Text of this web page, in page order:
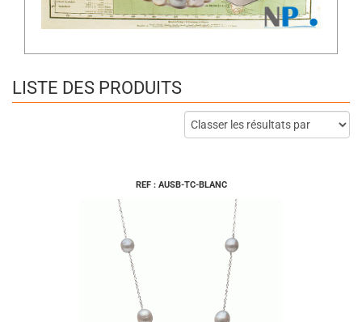
LISTE DES PRODUITS
REF : AUSB-TC-BLANC